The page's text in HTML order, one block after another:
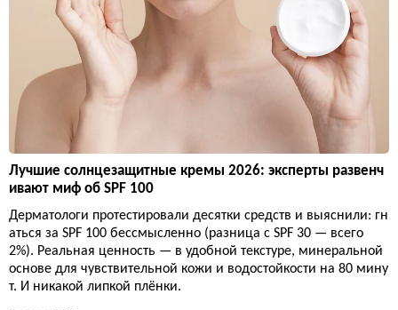
Лучшие солнцезащитные кремы 2026: эксперты развенч
ивают миф об SPF 100
Дерматологи протестировали десятки средств и выяснили: гн
аться за SPF 100 бессмысленно (разница с SPF 30 — всего
2%). Реальная ценность — в удобной текстуре, минеральной
основе для чувствительной кожи и водостойкости на 80 мину
т. И никакой липкой плёнки.